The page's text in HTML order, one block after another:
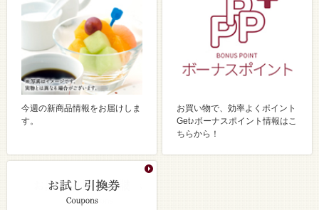
今週の新商品情報をお届けしま
す。
お買い物で、効率よくポイント
Get♪ボーナスポイント情報はこ
ちらから！